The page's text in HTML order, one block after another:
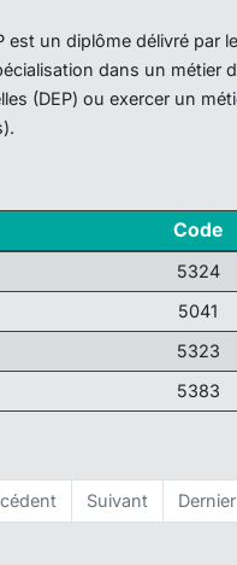
un diplôme délivré par
dans un métier
(DEP) ou exercer un
Code
5324
5041
5323
5383
Suivant Dernier